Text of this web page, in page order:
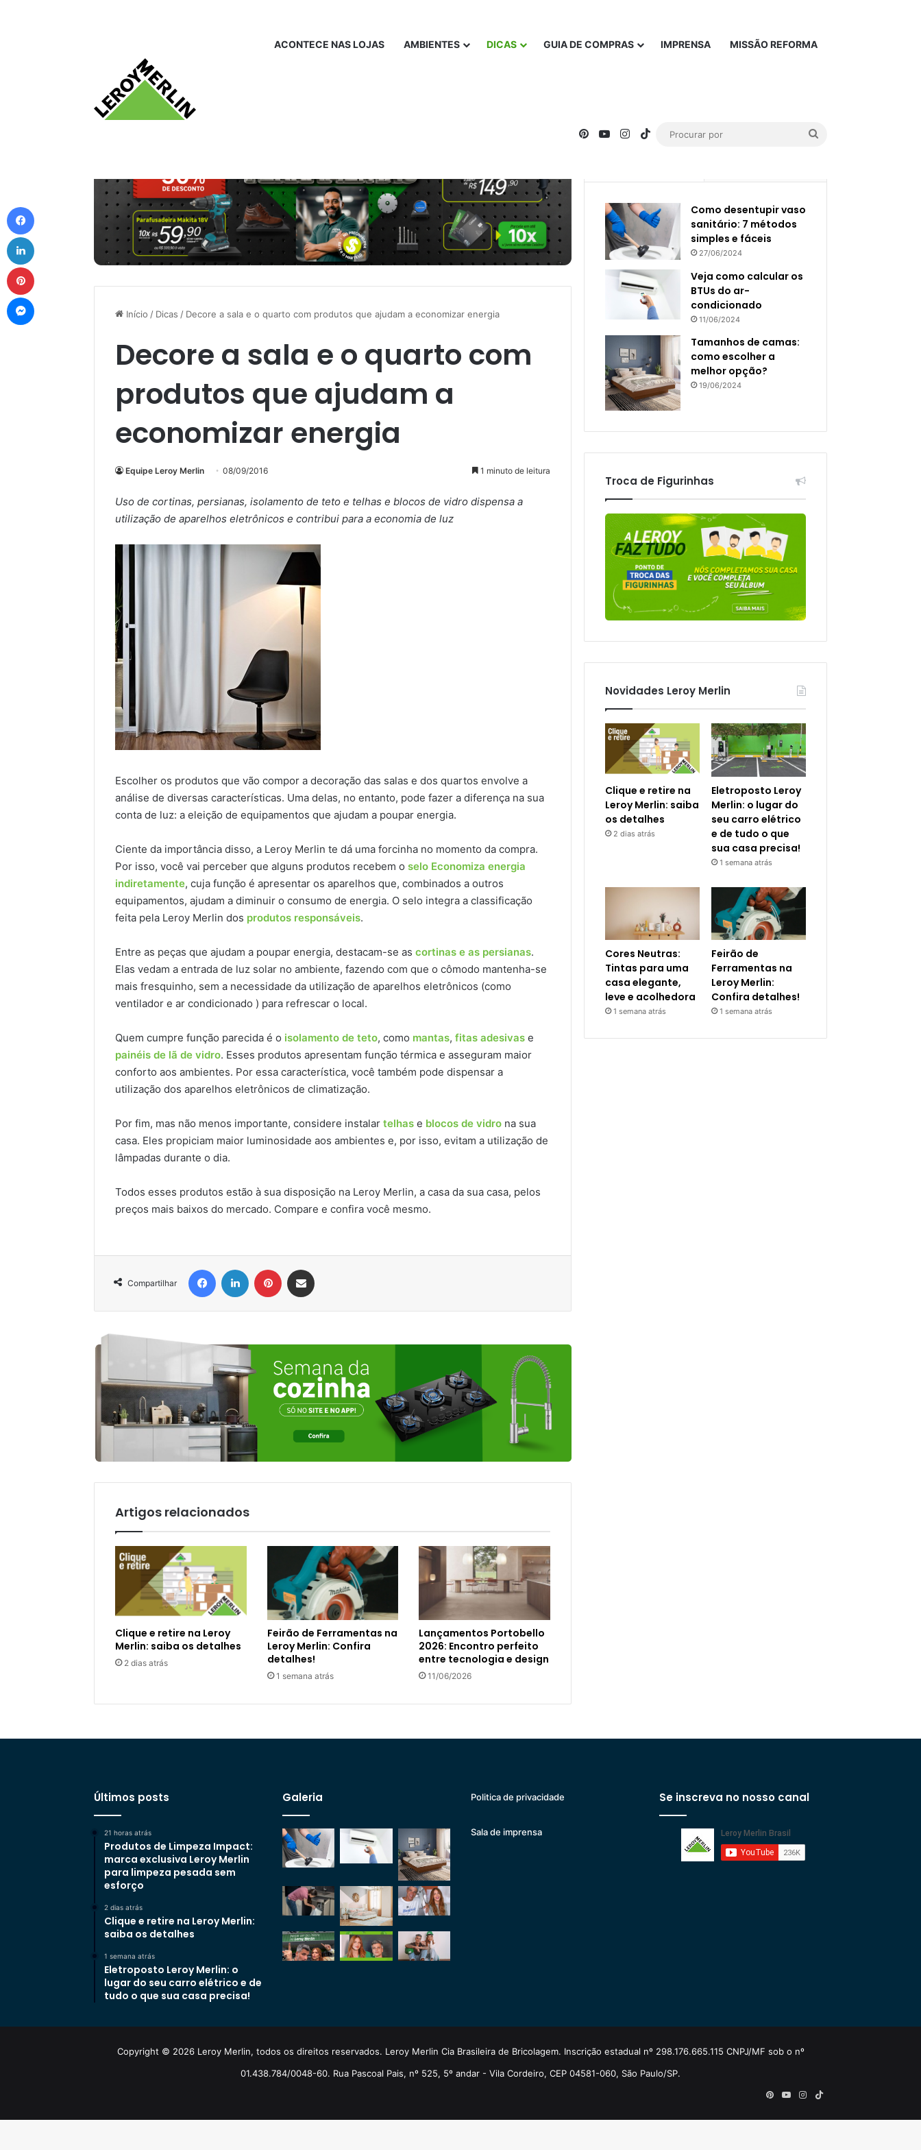
ACONTECE NAS LOJAS AMBIENTES DICAS GUIA DE COMPRAS IMPRENSA MISSÃO REFORMA
PinterestYouTubeInstagram
TikTok
Início / Dicas / Decore a sala e o quarto com produtos que ajudam a economizar energia
Decore a sala e o quarto com
produtos que ajudam a
economizar energia
Equipe Leroy Merlin 08/09/2016 1 minuto de leitura
Uso de cortinas, persianas, isolamento de teto e telhas e blocos de vidro dispensa a
utilização de aparelhos eletrônicos e contribui para a economia de luz
Escolher os produtos que vão compor a decoração das salas e dos quartos envolve a
análise de diversas características. Uma delas, no entanto, pode fazer a diferença na sua
conta de luz: a eleição de equipamentos que ajudam a poupar energia.
Ciente da importância disso, a Leroy Merlin te dá uma forcinha no momento da compra.
Por isso, você vai perceber que alguns produtos recebem o selo Economiza energia
indiretamente, cuja função é apresentar os aparelhos que, combinados a outros
equipamentos, ajudam a diminuir o consumo de energia. O selo integra a classificação
feita pela Leroy Merlin dos produtos responsáveis.
Entre as peças que ajudam a poupar energia, destacam-se as cortinas e as persianas.
Elas vedam a entrada de luz solar no ambiente, fazendo com que o cômodo mantenha-se
mais fresquinho, sem a necessidade da utilização de aparelhos eletrônicos (como
ventilador e ar condicionado ) para refrescar o local.
Quem cumpre função parecida é o isolamento de teto, como mantas, fitas adesivas e
painéis de lã de vidro. Esses produtos apresentam função térmica e asseguram maior
conforto aos ambientes. Por essa característica, você também pode dispensar a
utilização dos aparelhos eletrônicos de climatização.
Por fim, mas não menos importante, considere instalar telhas e blocos de vidro na sua
casa. Eles propiciam maior luminosidade aos ambientes e, por isso, evitam a utilização de
lâmpadas durante o dia.
Todos esses produtos estão à sua disposição na Leroy Merlin, a casa da sua casa, pelos
preços mais baixos do mercado. Compare e confira você mesmo.
Compartilhar
FacebookLinkedin Pinterest
Artigos relacionados
Clique e retire na Leroy
Merlin: saiba os detalhes
2 dias atrás
Feirão de Ferramentas na
Leroy Merlin: Confira
detalhes!
1 semana atrás
Lançamentos Portobello
2026: Encontro perfeito
entre tecnologia e design
11/06/2026
Como desentupir vaso
sanitário: 7 métodos
simples e fáceis
27/06/2024
Veja como calcular os
BTUs do ar-
condicionado
11/06/2024
Tamanhos de camas:
como escolher a
melhor opção?
19/06/2024
Troca de Figurinhas
Novidades Leroy Merlin
Clique e retire na
Leroy Merlin: saiba
os detalhes
2 dias atrás
Eletroposto Leroy
Merlin: o lugar do
seu carro elétrico
e de tudo o que
sua casa precisa!
1 semana atrás
Cores Neutras:
Tintas para uma
casa elegante,
leve e acolhedora
1 semana atrás
Feirão de
Ferramentas na
Leroy Merlin:
Confira detalhes!
1 semana atrás
Últimos posts
21 horas atrás
Produtos de Limpeza Impact:
marca exclusiva Leroy Merlin
para limpeza pesada sem
esforço
2 dias atrás
Clique e retire na Leroy Merlin:
saiba os detalhes
1 semana atrás
Eletroposto Leroy Merlin: o
lugar do seu carro elétrico e de
tudo o que sua casa precisa!
Galeria Politica de privacidade
Sala de imprensa
Se inscreva no nosso canal
Copyright © 2026 Leroy Merlin, todos os direitos reservados. Leroy Merlin Cia Brasileira de Bricolagem. Inscrição estadual nº 298.176.665.115 CNPJ/MF sob o nº
01.438.784/0048-60. Rua Pascoal Pais, nº 525, 5º andar - Vila Cordeiro, CEP 04581-060, São Paulo/SP.
PinterestYouTubeInstagram
TikTok